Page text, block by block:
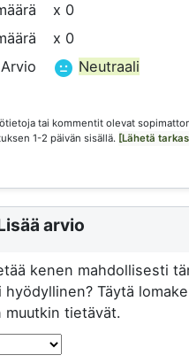
x 0
x 0
Arvio
Neutraali
tai kommentit olevat
1-2 päivän sisällä. [Lähetä
arvio
kenen mahdollisesti
Täytä
muutkin tietävät.